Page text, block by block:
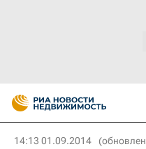
14:13 01.09.2014